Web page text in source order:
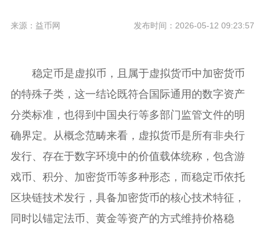
来源：益币网 发布时间：2026-05-12 09:23:57
稳定币是虚拟币，且属于虚拟货币中加密货币
的特殊子类，这一结论既符合国际通用的数字资产
分类标准，也得到中国央行等多部门监管文件的明
确界定。从概念范畴来看，虚拟货币是所有非央行
发行、存在于数字环境中的价值载体统称，包含游
戏币、积分、加密货币等多种形态，而稳定币依托
区块链技术发行，具备加密货币的核心技术特征，
同时以锚定法币、黄金等资产的方式维持价格稳